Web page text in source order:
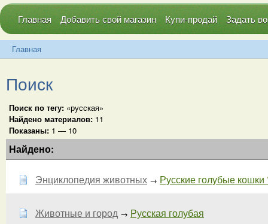
Главная Добавить свой магазин Купи-продай Задать
Главная
Поиск
Поиск по тегу: «русская»
Найдено материалов: 11
Показаны: 1 — 10
Найдено:
Энциклопедия животных → Русские голубые
Животные и город → Русская голубая